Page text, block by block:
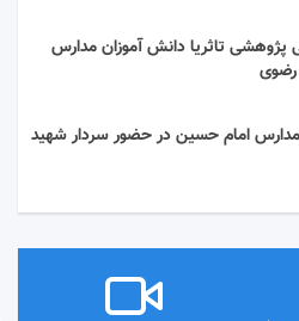
پژوهشی تاثریا دانش آموزان مدارس
رضوی
امام حسین در حضور سردار شهید